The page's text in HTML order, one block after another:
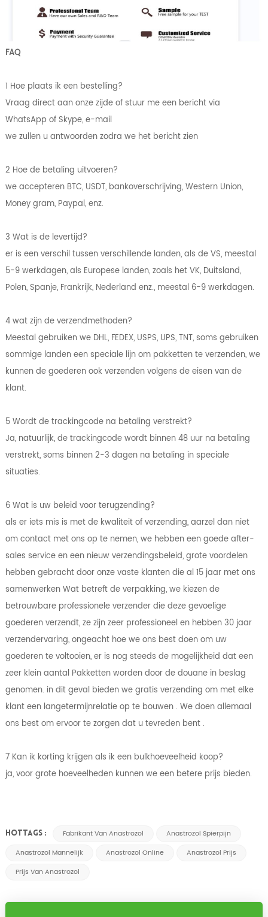
FAQ
1 Hoe plaats ik een bestelling?
Vraag direct aan onze zijde of stuur me een bericht via
WhatsApp of Skype, e-mail
we zullen u antwoorden zodra we het bericht zien
2 Hoe de betaling uitvoeren?
we accepteren BTC, USDT, bankoverschrijving, Western Union,
Money gram, Paypal, enz.
3 Wat is de levertijd?
er is een verschil tussen verschillende landen, als de VS, meestal
5-9 werkdagen, als Europese landen, zoals het VK, Duitsland,
Polen, Spanje, Frankrijk, Nederland enz., meestal 6-9 werkdagen.
4 wat zijn de verzendmethoden?
Meestal gebruiken we DHL, FEDEX, USPS, UPS, TNT, soms gebruiken
sommige landen een speciale lijn om pakketten te verzenden, we
kunnen de goederen ook verzenden volgens de eisen van de
klant.
5 Wordt de trackingcode na betaling verstrekt?
Ja, natuurlijk, de trackingcode wordt binnen 48 uur na betaling
verstrekt, soms binnen 2-3 dagen na betaling in speciale
situaties.
6 Wat is uw beleid voor terugzending?
als er iets mis is met de kwaliteit of verzending, aarzel dan niet
om contact met ons op te nemen, we hebben een goede after-
sales service en een nieuw verzendingsbeleid, grote voordelen
hebben gebracht door onze vaste klanten die al 15 jaar met ons
samenwerken Wat betreft de verpakking, we kiezen de
betrouwbare professionele verzender die deze gevoelige
goederen verzendt, ze zijn zeer professioneel en hebben 30 jaar
verzendervaring, ongeacht hoe we ons best doen om uw
goederen te voltooien, er is nog steeds de mogelijkheid dat een
zeer klein aantal Pakketten worden door de douane in beslag
genomen. in dit geval bieden we gratis verzending om met elke
klant een langetermijnrelatie op te bouwen . We doen allemaal
ons best om ervoor te zorgen dat u tevreden bent .
7 Kan ik korting krijgen als ik een bulkhoeveelheid koop?
ja, voor grote hoeveelheden kunnen we een betere prijs bieden.
HOTTAGS : Fabrikant Van Anastrozol
Anastrozol Spierpijn
Anastrozol Mannelijk
Anastrozol Online
Anastrozol Prijs
Prijs Van Anastrozol